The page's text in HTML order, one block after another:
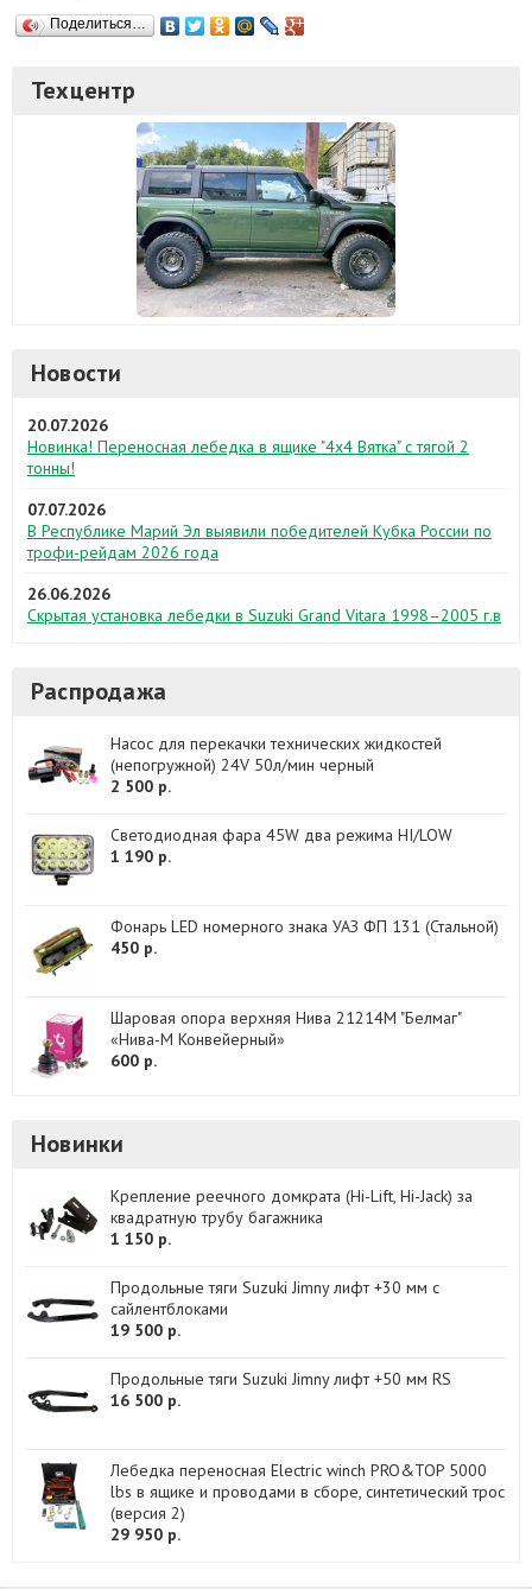
Поделиться…
Техцентр
Новости
20.07.2026
Новинка! Переносная лебедка в ящике "4х4 Вятка" с тягой 2
тонны!
07.07.2026
В Республике Марий Эл выявили победителей Кубка России по
трофи-рейдам 2026 года
26.06.2026
Скрытая установка лебедки в Suzuki Grand Vitara 1998–2005 г.в
Распродажа
Насос для перекачки технических жидкостей
(непогружной) 24V 50л/мин черный
2 500 р.
Светодиодная фара 45W два режима HI/LOW
1 190 р.
Фонарь LED номерного знака УАЗ ФП 131 (Стальной)
450 р.
Шаровая опора верхняя Нива 21214М "Белмаг"
«Нива-М Конвейерный»
600 р.
Новинки
Крепление реечного домкрата (Hi-Lift, Hi-Jack) за
квадратную трубу багажника
1 150 р.
Продольные тяги Suzuki Jimny лифт +30 мм с
сайлентблоками
19 500 р.
Продольные тяги Suzuki Jimny лифт +50 мм RS
16 500 р.
Лебедка переносная Electric winch PRO&TOP 5000
lbs в ящике и проводами в сборе, синтетический трос
(версия 2)
29 950 р.